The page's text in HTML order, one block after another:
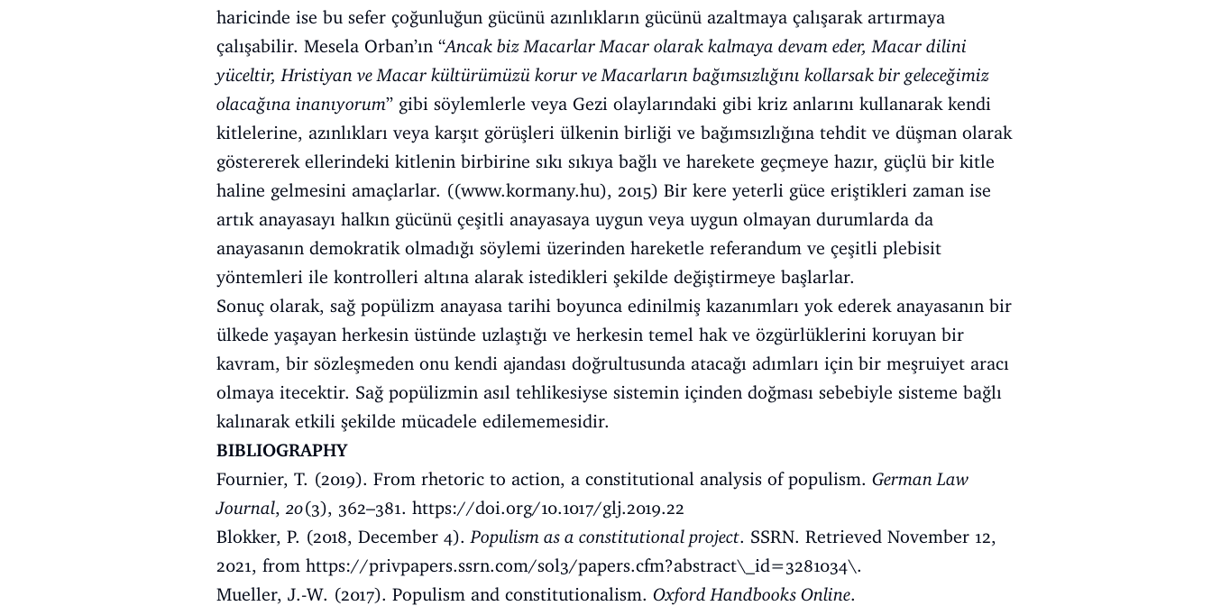
haricinde ise bu sefer çoğunluğun gücünü azınlıkların gücünü azaltmaya çalışarak artırmaya
çalışabilir. Mesela Orban’ın “Ancak biz Macarlar Macar olarak kalmaya devam eder, Macar dilini
yüceltir, Hristiyan ve Macar kültürümüzü korur ve Macarların bağımsızlığını kollarsak bir geleceğimiz
olacağına inanıyorum” gibi söylemlerle veya Gezi olaylarındaki gibi kriz anlarını kullanarak kendi
kitlelerine, azınlıkları veya karşıt görüşleri ülkenin birliği ve bağımsızlığına tehdit ve düşman olarak
göstererek ellerindeki kitlenin birbirine sıkı sıkıya bağlı ve harekete geçmeye hazır, güçlü bir kitle
haline gelmesini amaçlarlar. ((www.kormany.hu), 2015) Bir kere yeterli güce eriştikleri zaman ise
artık anayasayı halkın gücünü çeşitli anayasaya uygun veya uygun olmayan durumlarda da
anayasanın demokratik olmadığı söylemi üzerinden hareketle referandum ve çeşitli plebisit
yöntemleri ile kontrolleri altına alarak istedikleri şekilde değiştirmeye başlarlar.
Sonuç olarak, sağ popülizm anayasa tarihi boyunca edinilmiş kazanımları yok ederek anayasanın bir
ülkede yaşayan herkesin üstünde uzlaştığı ve herkesin temel hak ve özgürlüklerini koruyan bir
kavram, bir sözleşmeden onu kendi ajandası doğrultusunda atacağı adımları için bir meşruiyet aracı
olmaya itecektir. Sağ popülizmin asıl tehlikesiyse sistemin içinden doğması sebebiyle sisteme bağlı
kalınarak etkili şekilde mücadele edilememesidir.
BIBLIOGRAPHY
Fournier, T. (2019). From rhetoric to action, a constitutional analysis of populism. German Law
Journal,20(3), 362–381. https://doi.org/10.1017/glj.2019.22
Blokker, P. (2018, December 4).Populism as a constitutional project. SSRN. Retrieved November 12,
2021, from https://privpapers.ssrn.com/sol3/papers.cfm?abstract\_id=3281034\.
Mueller, J.-W. (2017). Populism and constitutionalism. Oxford Handbooks Online.